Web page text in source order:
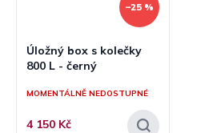
–25 %
Úložný box s kolečky
800 L - černý
MOMENTÁLNĚ NEDOSTUPNÉ
4 150 Kč